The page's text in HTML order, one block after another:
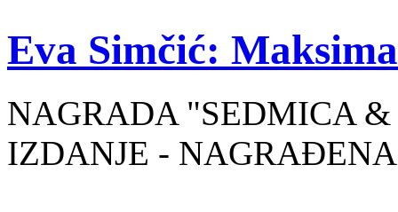
Eva Simčić:
NAGRADA "SEDMICA
IZDANJE -